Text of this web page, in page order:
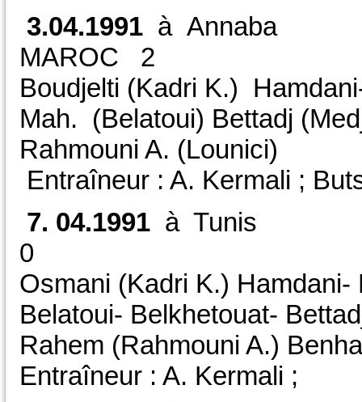
3.04.1991 à
MAROC
Boudjelti (Kadri K.)
Mah. (Belatoui) Bettadj
Rahmouni A. (Lounici)
Entraîneur : A. Kermali ;
7. 04.1991 à Tunis
0
Osmani (Kadri K.)
Belatoui- Belkhetouat-
Rahem (Rahmouni A.)
Entraîneur : A. Kermali ;